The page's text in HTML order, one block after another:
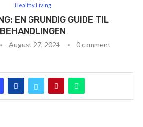
Healthy Living
EN GRUNDIG GUIDE TIL
BEHANDLINGEN
August 27, 2024 0 comment